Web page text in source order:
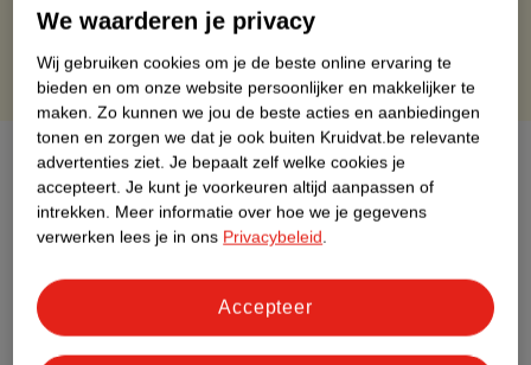
Over dit product
Productinformatie
Etiketinformatie
Nature Impact Score
We waarderen je privacy
Wij gebruiken cookies om je de beste online ervaring te
bieden en om onze website persoonlijker en makkelijker te
maken. Zo kunnen we jou de beste acties en aanbiedingen
tonen en zorgen we dat je ook buiten Kruidvat.be relevante
advertenties ziet. Je bepaalt zelf welke cookies je
accepteert. Je kunt je voorkeuren altijd aanpassen of
intrekken. Meer informatie over hoe we je gegevens
verwerken lees je in ons Privacybeleid.
Accepteer